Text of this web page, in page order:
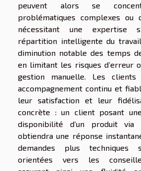
peuvent alors se
problématiques complexes ou
nécessitant une expertise
répartition intelligente du
diminution notable des temps
en limitant les risques d’erreur
gestion manuelle. Les clients
accompagnement continu et
leur satisfaction et leur
concrète : un client posant
disponibilité d’un produit via
obtiendra une réponse
demandes plus techniques
orientées vers les